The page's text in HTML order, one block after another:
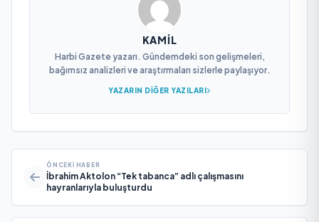
KAMIL
Harbi Gazete yazarı. Gündemdeki son gelişmeleri,
bağımsız analizleri ve araştırmaları sizlerle paylaşıyor.
YAZARIN DIĞER YAZILARI
ÖNCEKI HABER
İbrahim Aktolon “Tek tabanca” adlı çalışmasını
hayranlarıyla buluşturdu